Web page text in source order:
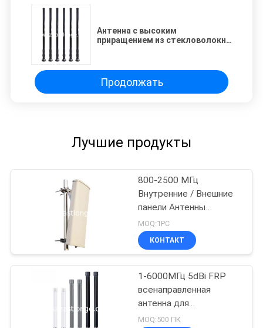
Антенна с высоким
приращением из стекловолокна
Продолжать
Лучшие продукты
800-2500 МГц
Внутренние / Внешние
панели Антенны
Коммуникационные
аксессуары
MOQ:1PC
КОНТАКТ
1-6000МГц 5dBi FRP
всенаправленная
антенна для
сигнального джаммера
MOQ:500 ПК